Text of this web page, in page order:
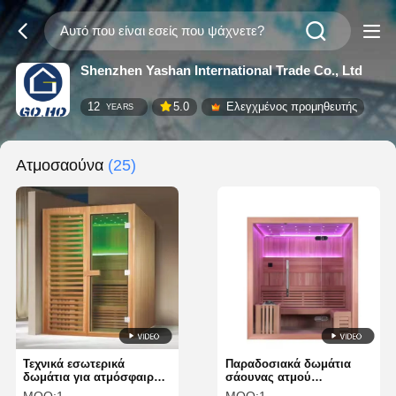
Shenzhen Yashan International Trade Co., Ltd
12 YEARS 5.0 Ελεγχμένος προμηθευτής
Ατμοσαούνα (25)
Τεχνικά εσωτερικά
δωμάτια για ατμόσφαιρα
παραδοσιακά με
Παραδοσιακά δωμάτια
σάουνας ατμού
εσωτερικού χώρου,